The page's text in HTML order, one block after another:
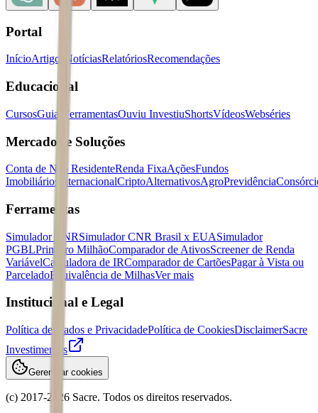
Portal
InícioArtigos NotíciasRelatóriosRecomendações
Educacional
CursosGuias FerramentasOuviu InvestiuShortsVídeosWebséries
Mercados e Soluções
Conta de Não ResidenteRenda FixaAçõesFundos
Imobiliários
InternacionalCriptoAlternativosAgroPrevidência
Ferramentas
Simulador CNRSimulador CNR Brasil x EUASimulador
PGBLPrimeiro MilhãoComparador de AtivosScreener de Renda
VariávelCalculadora de IRComparador de CartõesPagar à Vista ou
ParceladoEquivalência de MilhasVer mais
Institucional e Legal
Política de Dados e PrivacidadePolítica de CookiesDisclaimerSacre
Investimentos
Gerenciar cookies
(c) 2017-2026 Sacre. Todos os direitos reservados.